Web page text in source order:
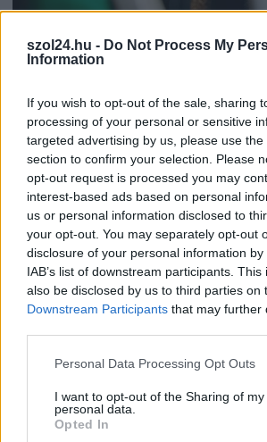
szol24.hu - Do Not Process My
Information
If you wish to opt-out of the sale, sharing
processing of your personal or sensitive
targeted advertising by us, please use
section to confirm your selection. Please
opt-out request is processed you may
interest-based ads based on personal
us or personal information disclosed to
your opt-out. You may separately opt-out
disclosure of your personal information
IAB’s list of downstream participants.
also be disclosed by us to third parties on
Downstream Participants that may further
Please note that this website/app uses
not limited to your visit or usage
grant or deny consent to Google and its
use your data for below specified
Personal Data Processing Opt Outs
I want to opt-out of the Sharing of my
personal data.
Opted In
Csődbe ment a tószegi Accell
kerékpárgyártás meghatározó
anyavállalat fizetési haladékot kért. Az
kerékpáripar...
JNSZ megyei hírek